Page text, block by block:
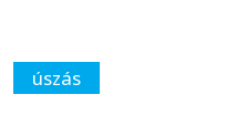
úszás